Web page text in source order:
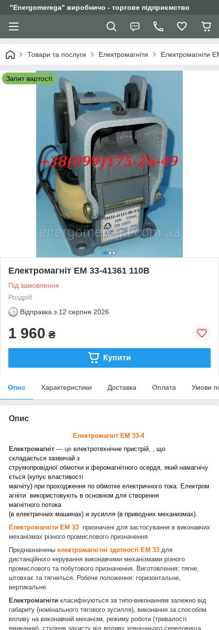
"Еnergomerega" виробничо - торгове підприємство
Товари та послуги Електромагніти Електромагніти
Запит вартості
Електромагніт ЕМ 33-41361 110В
Під замовлення
Роздріб
Відправка з 12 серпня 2026
1 960 ₴
Купити
Опис Характеристики Доставка Оплата Умови
Опис
Електромагніт ЕМ 33-4
Електромагніт — це електротехнічне пристрій, , що
складається зазвичай з
струмопровідної обмотки и феромагнітного осердя, який намагнічу
ється (купує властивості
магніту) при проходження по обмотке електричного тока. Електром
агніти використовують в основном для створення
магнітного потока
(в електричних машинах) и зусилля (в приводних механизмах).
Електромагніти ЕМ 33 призначені для застосування в виконавчих
механізмах різного промислового призначення.
Предназначены електромагнітні здатності ЕМ 33 для
дистанційного керування виконавчими механізмами різного
промислового та побутового призначення. Виготовлення: тягне,
штовхає та тягнеться. Робоче положення: горизонтальне,
вертикальне.
Електромагніти класифікуються за типо-виконанням залежно від
габариту (номінального тягового зусилля), виконання за способом
впливу на виконавчий механізм, режиму роботи (тривалості
вмикання), ступеня захисту від впливу зовнішнього середовища,